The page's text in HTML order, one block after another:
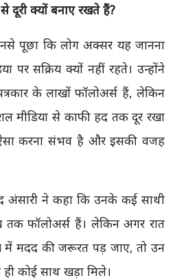
दूरी क्यों बनाए रखते हैं?
पूछा कि लोग अक्सर यह जानना
पर सक्रिय क्यों नहीं रहते। उन्होंने
के लाखों फॉलोअर्स हैं, लेकिन
मीडिया से काफी हद तक दूर रखा
करना संभव है और इसकी वजह
ने कहा कि उनके कई साथी
तक फॉलोअर्स हैं। लेकिन अगर रात
मदद की जरूरत पड़ जाए, तो उन
कोई साथ खड़ा मिले।